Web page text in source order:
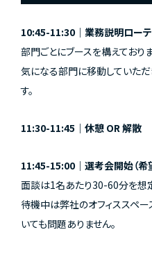
10:45-11:30｜業務説明ローテ
部門ごとにブースを構えておりま
気になる部門に移動していただ
す。
11:30-11:45｜休憩 OR 解散
11:45-15:00｜選考会開始（希
面談は1名あたり30-60分を想定
待機中は弊社のオフィススペ
いても問題ありません。